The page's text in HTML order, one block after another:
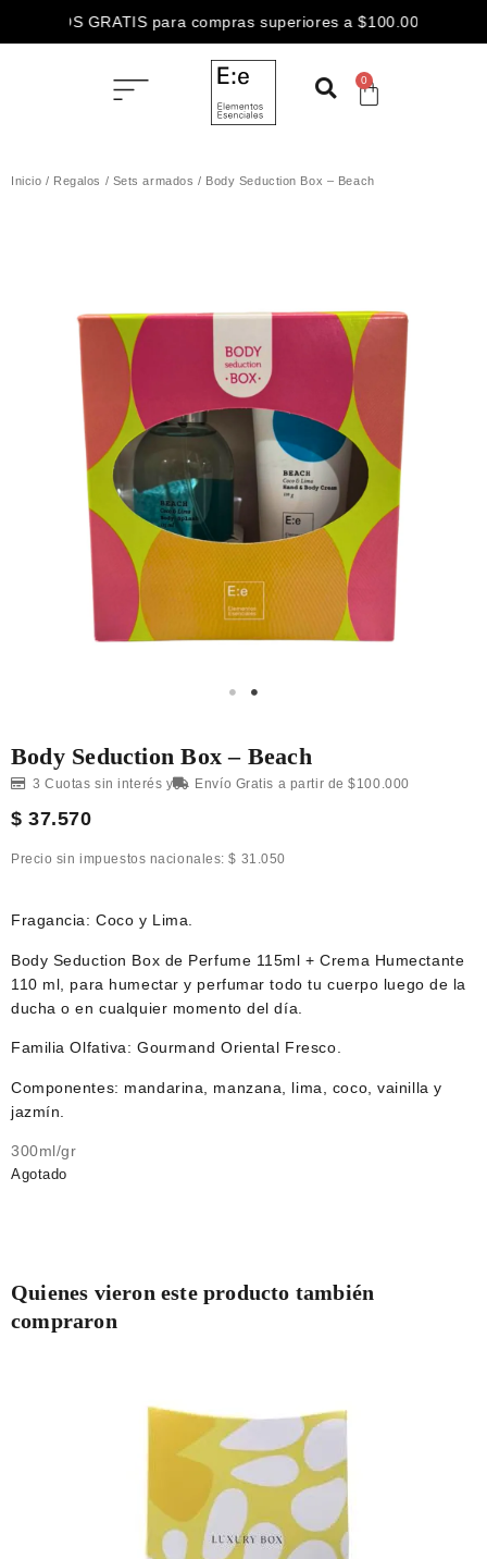
ENVÍOS GRATIS para compras superiores a $100.000
3 CUOTAS SIN INTERÉS abonando con
ENVÍOS GRATIS para compras superiores a $100.000
0
Inicio / Regalos / Sets armados / Body Seduction Box – Beach
Body Seduction Box – Beach
3 Cuotas sin interés y Envío Gratis a partir de $100.000
$ 37.570
Precio sin impuestos nacionales:$ 31.050
Fragancia: Coco y Lima.
Body Seduction Box de Perfume 115ml + Crema Humectante
110 ml, para humectar y perfumar todo tu cuerpo luego de la
ducha o en cualquier momento del día.
Familia Olfativa: Gourmand Oriental Fresco.
Componentes: mandarina, manzana, lima, coco, vainilla y
jazmín.
300ml/gr
Agotado
Quienes vieron este producto también
compraron